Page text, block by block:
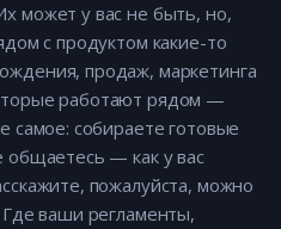
может у вас не быть, но,
с продуктом какие-то
продаж, маркетинга
работают рядом —
самое: собираете готовые
— как у вас
пожалуйста, можно
ваши регламенты,